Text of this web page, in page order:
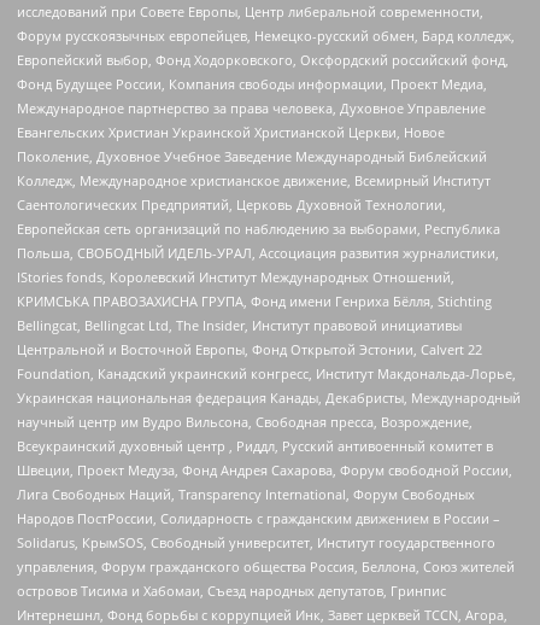
исследований при Совете Европы, Центр либеральной современности,
Форум русскоязычных европейцев, Немецко-русский обмен, Бард колледж,
Европейский выбор, Фонд Ходорковского, Оксфордский российский фонд,
Фонд Будущее России, Компания свободы информации, Проект Медиа,
Международное партнерство за права человека, Духовное Управление
Евангельских Христиан Украинской Христианской Церкви, Новое
Поколение, Духовное Учебное Заведение Международный Библейский
Колледж, Международное христианское движение, Всемирный Институт
Саентологических Предприятий, Церковь Духовной Технологии,
Европейская сеть организаций по наблюдению за выборами, Республика
Польша, СВОБОДНЫЙ ИДЕЛЬ-УРАЛ, Ассоциация развития журналистики,
IStories fonds, Королевский Институт Международных Отношений,
КРИМСЬКА ПРАВОЗАХИСНА ГРУПА, Фонд имени Генриха Бёлля, Stichting
Bellingcat, Bellingcat Ltd, The Insider, Институт правовой инициативы
Центральной и Восточной Европы, Фонд Открытой Эстонии, Calvert 22
Foundation, Канадский украинский конгресс, Институт Макдональда-Лорье,
Украинская национальная федерация Канады, Декабристы, Международный
научный центр им Вудро Вильсона, Свободная пресса, Возрождение,
Всеукраинский духовный центр , Риддл, Русский антивоенный комитет в
Швеции, Проект Медуза, Фонд Андрея Сахарова, Форум свободной России,
Лига Свободных Наций, Transparеncy International, Форум Свободных
Народов ПостРоссии, Солидарность с гражданским движением в России –
Solidarus, КрымSOS, Свободный университет, Институт государственного
управления, Форум гражданского общества Россия, Беллона, Союз жителей
островов Тисима и Хабомаи, Съезд народных депутатов, Гринпис
Интернешнл, Фонд борьбы с коррупцией Инк, Завет церквей TCCN, Агора,